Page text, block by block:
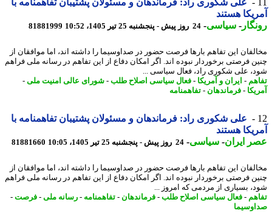
علی شکوری راد: فرماندهان و مسئولان پشتیبان تفاهمنامه با
هستند
-سیاسی-24 روز پیش - پنجشنبه 25 تیر 1405، 10:52 81881999
این تفاهم بارها فرصت حضور در صداوسیما را داشته اند، اما موافقان از
فرصتی برخوردار نبوده اند. اگر امکان دفاع از این تفاهم در رسانه ملی فراهم
علی شکوری راد، فعال سیاسی ...
-ایران و آمریکا- فعال سیاسی اصلاح طلب-شورای عالی امنیت ملی -
- فرماندهان-تفاهمنامه
علی شکوری راد: فرماندهان و مسئولان پشتیبان تفاهمنامه با
هستند
ایران- سیاسی-24 روز پیش - پنجشنبه 25 تیر 1405، 10:05 81881660
این تفاهم بارها فرصت حضور در صداوسیما را داشته اند، اما موافقان از
فرصتی برخوردار نبوده اند. اگر امکان دفاع از این تفاهم در رسانه ملی فراهم
بسیاری از مردمی که امروز ...
-فعال سیاسی اصلاح طلب-فرماندهان-تفاهمنامه-رسانه ملی -فرصت -